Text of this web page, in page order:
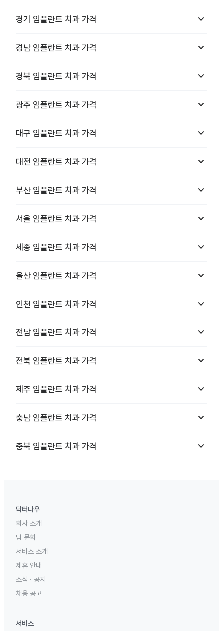
경기 임플란트 치과 가격 keyboard_arrow_down
경남 임플란트 치과 가격 keyboard_arrow_down
경북 임플란트 치과 가격 keyboard_arrow_down
광주 임플란트 치과 가격 keyboard_arrow_down
대구 임플란트 치과 가격 keyboard_arrow_down
대전 임플란트 치과 가격 keyboard_arrow_down
부산 임플란트 치과 가격 keyboard_arrow_down
서울 임플란트 치과 가격 keyboard_arrow_down
세종 임플란트 치과 가격 keyboard_arrow_down
울산 임플란트 치과 가격 keyboard_arrow_down
인천 임플란트 치과 가격 keyboard_arrow_down
전남 임플란트 치과 가격 keyboard_arrow_down
전북 임플란트 치과 가격 keyboard_arrow_down
제주 임플란트 치과 가격 keyboard_arrow_down
충남 임플란트 치과 가격 keyboard_arrow_down
충북 임플란트 치과 가격 keyboard_arrow_down
닥터나우
회사 소개
팀 문화
서비스 소개
제휴 안내
소식 · 공지
채용 공고
서비스